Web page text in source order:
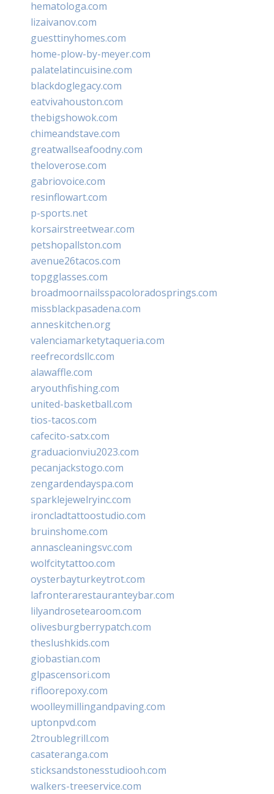
hematologa.com
lizaivanov.com
guesttinyhomes.com
home-plow-by-meyer.com
palatelatincuisine.com
blackdoglegacy.com
eatvivahouston.com
thebigshowok.com
chimeandstave.com
greatwallseafoodny.com
theloverose.com
gabriovoice.com
resinflowart.com
p-sports.net
korsairstreetwear.com
petshopallston.com
avenue26tacos.com
topgglasses.com
broadmoornailsspacoloradosprings.com
missblackpasadena.com
anneskitchen.org
valenciamarketytaqueria.com
reefrecordsllc.com
alawaffle.com
aryouthfishing.com
united-basketball.com
tios-tacos.com
cafecito-satx.com
graduacionviu2023.com
pecanjackstogo.com
zengardendayspa.com
sparklejewelryinc.com
ironcladtattoostudio.com
bruinshome.com
annascleaningsvc.com
wolfcitytattoo.com
oysterbayturkeytrot.com
lafronterarestauranteybar.com
lilyandrosetearoom.com
olivesburgberrypatch.com
theslushkids.com
giobastian.com
glpascensori.com
rifloorepoxy.com
woolleymillingandpaving.com
uptonpvd.com
2troublegrill.com
casateranga.com
sticksandstonesstudiooh.com
walkers-treeservice.com